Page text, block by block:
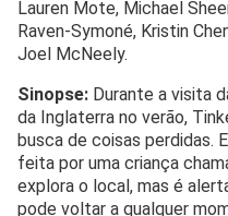
Lauren Mote, Michael
Raven-Symoné, Kristin
Joel McNeely.
Sinopse: Durante a visita
da Inglaterra no verão,
busca de coisas perdidas.
feita por uma criança
explora o local, mas é
pode voltar a qualquer